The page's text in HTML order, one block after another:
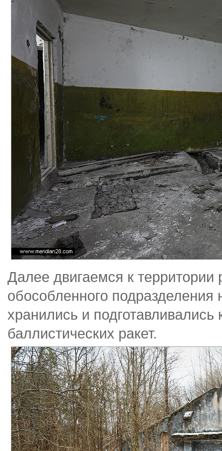
Далее двигаемся к
обособленного подразделения
хранились и
баллистических ракет.